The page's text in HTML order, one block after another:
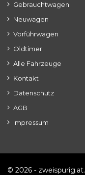
Gebrauchtwagen
Neuwagen
Vorführwagen
Oldtimer
Alle Fahrzeuge
Kontakt
Datenschutz
AGB
Impressum
© 2026 - zweispurig.at.